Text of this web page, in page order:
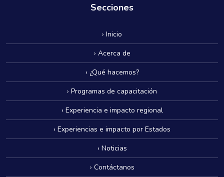
Secciones
› Inicio
› Acerca de
› ¿Qué hacemos?
› Programas de capacitación
› Experiencia e impacto regional
› Experiencias e impacto por Estados
› Noticias
› Contáctanos